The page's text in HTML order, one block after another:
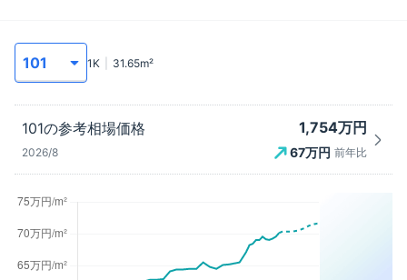
1K 31.65m²
101の参考相場価格
2026/8
1,754万円
67万円 前年比